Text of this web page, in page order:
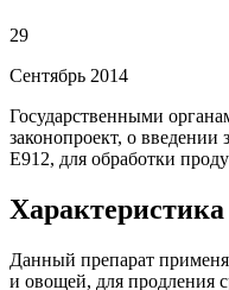
29
Сентябрь 2014
Государственными
законопроект, о введении
Е912, для обработки
Данный препарат
и овощей, для продления